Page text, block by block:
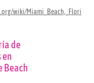
wiki/Miami_Beach,_Flori
de
en
Beach